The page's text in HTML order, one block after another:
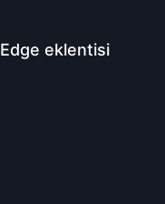
Edge eklentisi